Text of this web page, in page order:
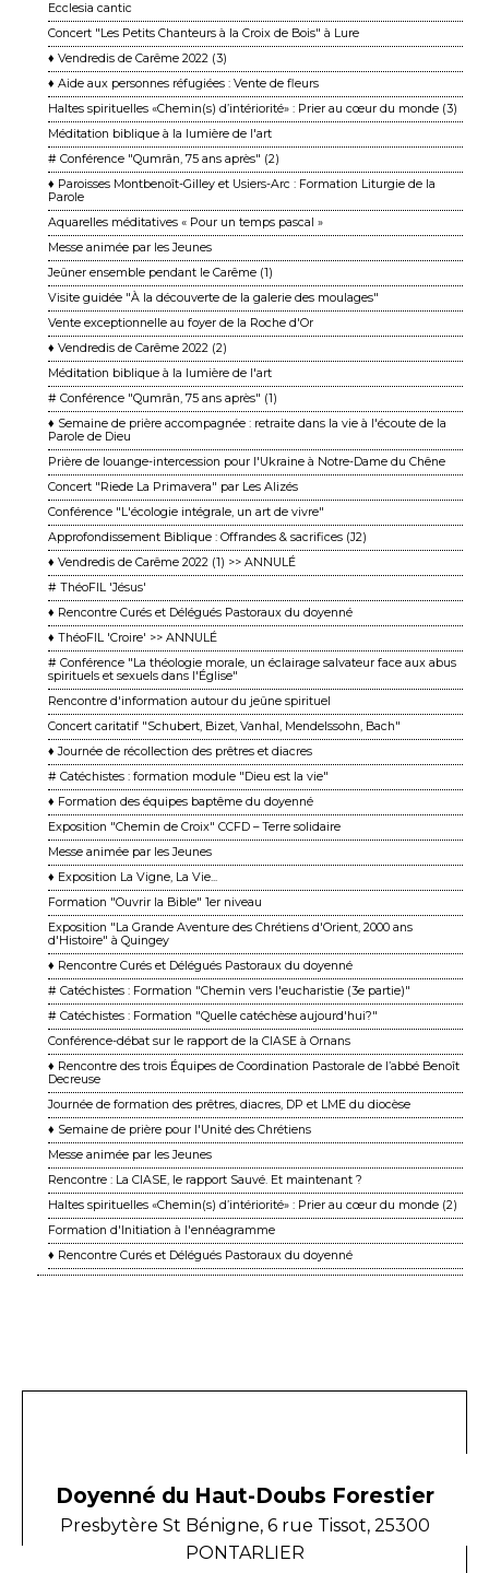
Ecclesia cantic
Concert "Les Petits Chanteurs à la Croix de Bois" à Lure
♦ Vendredis de Carême 2022 (3)
♦ Aide aux personnes réfugiées : Vente de fleurs
Haltes spirituelles «Chemin(s) d’intériorité» : Prier au cœur du monde (3)
Méditation biblique à la lumière de l'art
# Conférence "Qumrân, 75 ans après" (2)
♦ Paroisses Montbenoît-Gilley et Usiers-Arc : Formation Liturgie de la
Parole
Aquarelles méditatives « Pour un temps pascal »
Messe animée par les Jeunes
Jeûner ensemble pendant le Carême (1)
Visite guidée "À la découverte de la galerie des moulages"
Vente exceptionnelle au foyer de la Roche d'Or
♦ Vendredis de Carême 2022 (2)
Méditation biblique à la lumière de l'art
# Conférence "Qumrân, 75 ans après" (1)
♦ Semaine de prière accompagnée : retraite dans la vie à l'écoute de la
Parole de Dieu
Prière de louange-intercession pour l'Ukraine à Notre-Dame du Chêne
Concert "Riede La Primavera" par Les Alizés
Conférence "L'écologie intégrale, un art de vivre"
Approfondissement Biblique : Offrandes & sacrifices (J2)
♦ Vendredis de Carême 2022 (1) >> ANNULÉ
# ThéoFIL 'Jésus'
♦ Rencontre Curés et Délégués Pastoraux du doyenné
♦ ThéoFIL 'Croire' >> ANNULÉ
# Conférence "La théologie morale, un éclairage salvateur face aux abus
spirituels et sexuels dans l'Église"
Rencontre d'information autour du jeûne spirituel
Concert caritatif "Schubert, Bizet, Vanhal, Mendelssohn, Bach"
♦ Journée de récollection des prêtres et diacres
# Catéchistes : formation module "Dieu est la vie"
♦ Formation des équipes baptême du doyenné
Exposition "Chemin de Croix" CCFD – Terre solidaire
Messe animée par les Jeunes
♦ Exposition La Vigne, La Vie...
Formation "Ouvrir la Bible" 1er niveau
Exposition "La Grande Aventure des Chrétiens d'Orient, 2000 ans
d'Histoire" à Quingey
♦ Rencontre Curés et Délégués Pastoraux du doyenné
# Catéchistes : Formation "Chemin vers l'eucharistie (3e partie)"
# Catéchistes : Formation "Quelle catéchèse aujourd'hui?"
Conférence-débat sur le rapport de la CIASE à Ornans
♦ Rencontre des trois Équipes de Coordination Pastorale de l’abbé Benoît
Decreuse
Journée de formation des prêtres, diacres, DP et LME du diocèse
♦ Semaine de prière pour l'Unité des Chrétiens
Messe animée par les Jeunes
Rencontre : La CIASE, le rapport Sauvé. Et maintenant ?
Haltes spirituelles «Chemin(s) d’intériorité» : Prier au cœur du monde (2)
Formation d'Initiation à l'ennéagramme
♦ Rencontre Curés et Délégués Pastoraux du doyenné
Doyenné du Haut-Doubs Forestier
Presbytère St Bénigne, 6 rue Tissot, 25300
PONTARLIER